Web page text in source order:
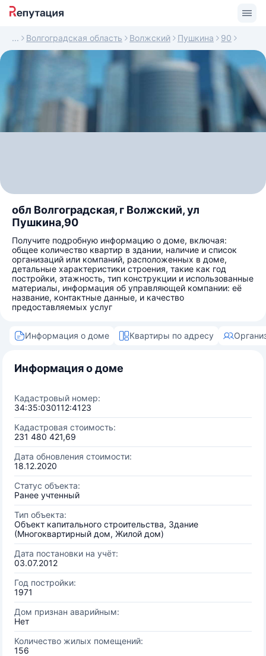
Волгоградская область Волжский Пушкина 90
обл Волгоградская, г Волжский, ул
Пушкина,90
Получите подробную информацию о доме, включая:
общее количество квартир в здании, наличие и список
организаций или компаний, расположенных в доме,
детальные характеристики строения, такие как год
постройки, этажность, тип конструкции и использованные
материалы, информация об управляющей компании: её
название, контактные данные, и качество
предоставляемых услуг
Информация о доме Квартиры по адресу
Информация о доме
Кадастровый номер:
34:35:030112:4123
Кадастровая стоимость:
231 480 421,69
Дата обновления стоимости:
18.12.2020
Статус объекта:
Ранее учтенный
Тип объекта:
Объект капитального строительства, Здание
(Многоквартирный дом, Жилой дом)
Дата постановки на учёт:
03.07.2012
Год постройки:
1971
Дом признан аварийным:
Нет
Количество жилых помещений:
156